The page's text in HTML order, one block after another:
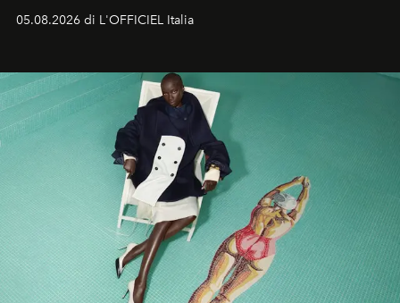
formali e a ridefinire il concetto stesso di silhouette.
un’impronta indelebile nella storia della moda.
05.08.2026 di L'OFFICIEL Italia